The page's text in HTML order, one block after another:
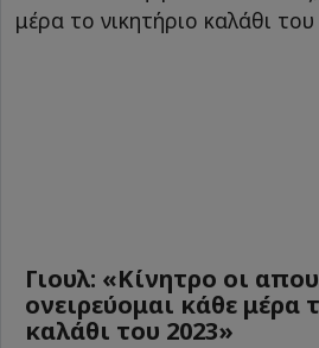
Γιουλ: «Κίνητρο οι
ονειρεύομαι κάθε μέρα
καλάθι του 2023»